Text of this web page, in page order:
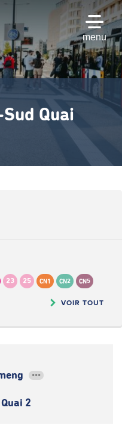
menu
Quai
23 25 CN1 CN2 CN5
VOIR TOUT
•••
2